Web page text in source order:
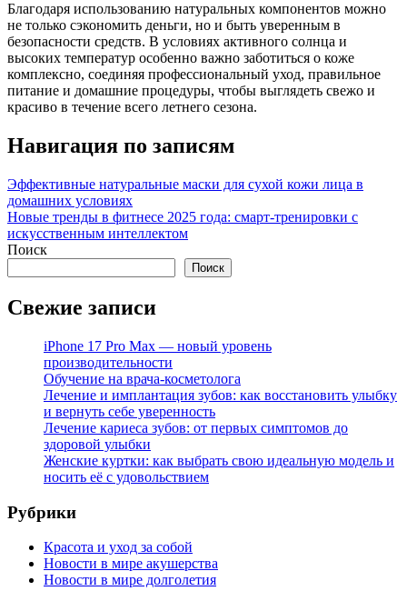
Благодаря использованию натуральных компонентов можно
не только сэкономить деньги, но и быть уверенным в
безопасности средств. В условиях активного солнца и
высоких температур особенно важно заботиться о коже
комплексно, соединяя профессиональный уход, правильное
питание и домашние процедуры, чтобы выглядеть свежо и
красиво в течение всего летнего сезона.
Навигация по записям
Эффективные натуральные маски для сухой кожи лица в
домашних условиях
Новые тренды в фитнесе 2025 года: смарт-тренировки с
искусственным интеллектом
Поиск
Поиск
Свежие записи
iPhone 17 Pro Max — новый уровень
производительности
Обучение на врача-косметолога
Лечение и имплантация зубов: как восстановить улыбку
и вернуть себе уверенность
Лечение кариеса зубов: от первых симптомов до
здоровой улыбки
Женские куртки: как выбрать свою идеальную модель и
носить её с удовольствием
Рубрики
Красота и уход за собой
Новости в мире акушерства
Новости в мире долголетия